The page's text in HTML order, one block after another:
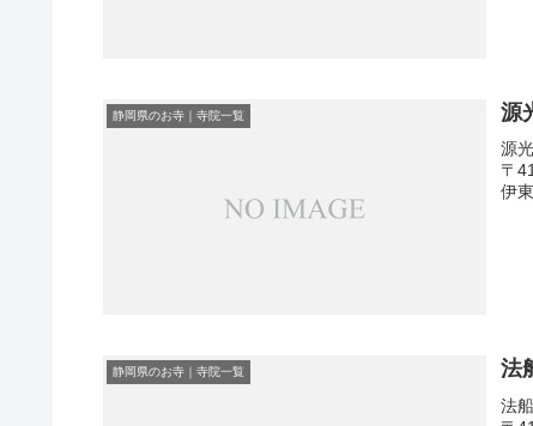
静岡県のお寺｜寺院一覧 源
源
〒
伊
静岡県のお寺｜寺院一覧 法
法